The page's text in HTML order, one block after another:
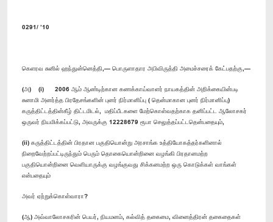
0291/ ’10
கெளரவ சுனில் ஹந்துன்னெத்தி,— பொருளாதார அபிவிருத்தி அமைச்சரைக் கேட்பதற்கு,—
(அ) (i) 2006 ஆம் ஆண்டிற்கான கணக்காய்வாளர் நாயகத்தின் அறிக்கையின்படி
சுனாமி அனர்த்த பிரதேசங்களின் புனர் நிர்மானிப்பு ( தென்மாகான புனர் நிர்மானிப்பு)
கருத்திட்டத்தின்கீழ் திட்டமிடல், மதிப்பீடகளை மேற்கொள்வதற்காக தனிப்பட்ட ஆலோசகர்
ஒருவர் நியமிக்கப்பட்டு, அவருக்கு 12228679 ரூபா செலுத்தப்பட்டதென்பதையும்,
(ii) கருத்திட்டத்தின் பிரதான பகுதியொன்று அரசாங்க உத்தியோகத்தர்களினால்
நிறைவேற்றப்பட்டிருந்தும் பெரும் தொகையொன்றினை வழங்கி பிரதானமற்ற
பகுதியொன்றினை வெளியாருக்கு வழங்குவது சிக்கனமற்ற ஒரு கொடுக்கள் வாங்கள்
என்பதையும்
அவர் ஏற்றுக்கொள்வாரா?
(ஆ) அவ்வாலோசகரின் பெயர், நியமனம், கல்வித் தகைமை, வினைத்திரன் தகைதைகள்